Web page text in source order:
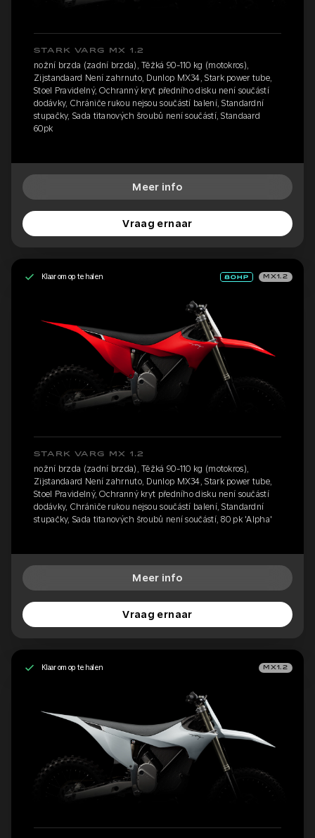
STARK VARG MX 1.2
nožní brzda (zadní brzda), Těžká 90-110 kg (motokros),
Zijstandaard Není zahrnuto, Dunlop MX34, Stark power tube,
Stoel Pravidelný, Ochranný kryt předního disku není součástí
dodávky, Chrániče rukou nejsou součástí balení, Standardní
stupačky, Sada titanových šroubů není součástí, Standaard
60pk
Meer info
Vraag ernaar
Klaar om op te halen MX1.2
STARK VARG MX 1.2
nožní brzda (zadní brzda), Těžká 90-110 kg (motokros),
Zijstandaard Není zahrnuto, Dunlop MX34, Stark power tube,
Stoel Pravidelný, Ochranný kryt předního disku není součástí
dodávky, Chrániče rukou nejsou součástí balení, Standardní
stupačky, Sada titanových šroubů není součástí, 80 pk 'Alpha'
Meer info
Vraag ernaar
Klaar om op te halen MX1.2